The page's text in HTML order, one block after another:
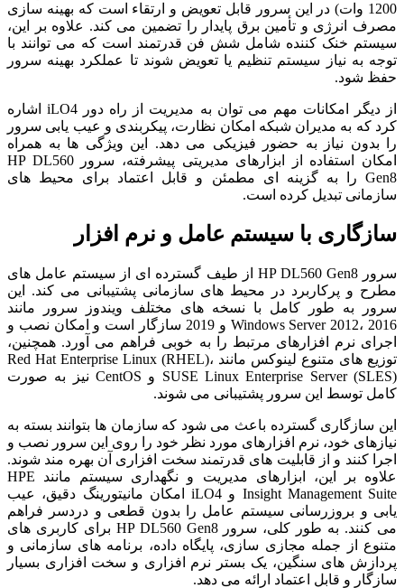
1200 وات) در این سرور قابل تعویض و ارتقاء است که بهینه سازی
مصرف انرژی و تأمین برق پایدار را تضمین می کند. علاوه بر این،
سیستم خنک کننده شامل شش فن قدرتمند است که می توانند با
توجه به نیاز سیستم تنظیم یا تعویض شوند تا عملکرد بهینه سرور
حفظ شود.
از دیگر امکانات مهم می توان به مدیریت از راه دور iLO4 اشاره
کرد که به مدیران شبکه امکان نظارت، پیکربندی و عیب یابی سرور
را بدون نیاز به حضور فیزیکی می دهد. این ویژگی ها به همراه
امکان استفاده از ابزارهای مدیریتی پیشرفته، سرور HP DL560
Gen8 را به گزینه ای مطمئن و قابل اعتماد برای محیط های
سازمانی تبدیل کرده است.
سازگاری با سیستم عامل و نرم افزار
سرور HP DL560 Gen8 از طیف گسترده ای از سیستم عامل های
مطرح و پرکاربرد در محیط های سازمانی پشتیبانی می کند. این
سرور به طور کامل با نسخه های مختلف ویندوز سرور مانند
Windows Server 2012، 2016 و 2019 سازگار است و امکان نصب و
اجرای نرم افزارهای مرتبط را به خوبی فراهم می آورد. همچنین،
توزیع های متنوع لینوکس مانند Red Hat Enterprise Linux (RHEL)،
SUSE Linux Enterprise Server (SLES) و CentOS نیز به صورت
کامل توسط این سرور پشتیبانی می شوند.
این سازگاری گسترده باعث می شود که سازمان ها بتوانند بسته به
نیازهای خود، نرم افزارهای مورد نظر خود را روی این سرور نصب و
اجرا کنند و از قابلیت های قدرتمند سخت افزاری آن بهره مند شوند.
علاوه بر این، ابزارهای مدیریت و نگهداری سیستم مانند HPE
Insight Management Suite و iLO4 امکان مانیتورینگ دقیق، عیب
یابی و بروزرسانی سیستم عامل را بدون قطعی و دردسر فراهم
می کنند. به طور کلی، سرور HP DL560 Gen8 برای کاربری های
متنوع از جمله مجازی سازی، پایگاه داده، برنامه های سازمانی و
پردازش های سنگین، یک بستر نرم افزاری و سخت افزاری بسیار
سازگار و قابل اعتماد ارائه می دهد.